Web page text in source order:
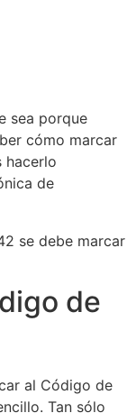
sea porque
cómo marcar
hacerlo
de
se debe marcar
de
al Código de
Tan sólo